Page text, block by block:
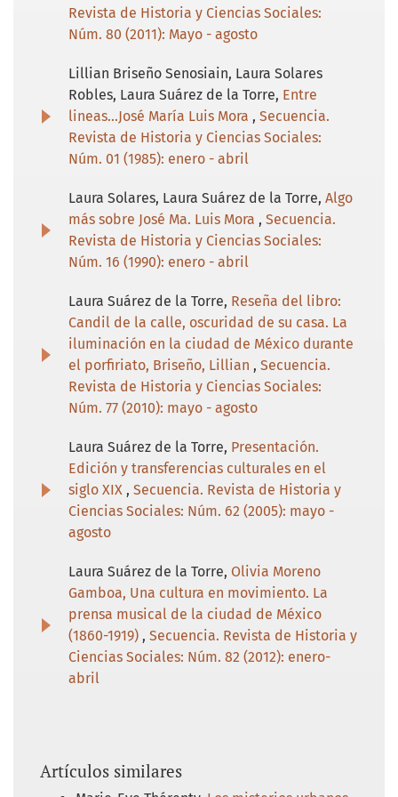
Revista de Historia y Ciencias Sociales:
Núm. 80 (2011): Mayo - agosto
Lillian Briseño Senosiain, Laura Solares
Robles, Laura Suárez de la Torre, Entre
lineas…José María Luis Mora , Secuencia.
Revista de Historia y Ciencias Sociales:
Núm. 01 (1985): enero - abril
Laura Solares, Laura Suárez de la Torre, Algo
más sobre José Ma. Luis Mora , Secuencia.
Revista de Historia y Ciencias Sociales:
Núm. 16 (1990): enero - abril
Laura Suárez de la Torre, Reseña del libro:
Candil de la calle, oscuridad de su casa. La
iluminación en la ciudad de México durante
el porfiriato, Briseño, Lillian , Secuencia.
Revista de Historia y Ciencias Sociales:
Núm. 77 (2010): mayo - agosto
Laura Suárez de la Torre, Presentación.
Edición y transferencias culturales en el
siglo XIX , Secuencia. Revista de Historia y
Ciencias Sociales: Núm. 62 (2005): mayo -
agosto
Laura Suárez de la Torre, Olivia Moreno
Gamboa, Una cultura en movimiento. La
prensa musical de la ciudad de México
(1860-1919) , Secuencia. Revista de Historia y
Ciencias Sociales: Núm. 82 (2012): enero-
abril
Artículos similares